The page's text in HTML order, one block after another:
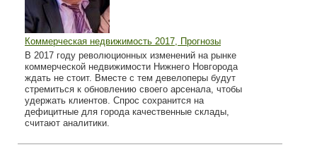
Коммерческая недвижимость 2017, Прогнозы
В 2017 году революционных изменений на рынке
коммерческой недвижимости Нижнего Новгорода
ждать не стоит. Вместе с тем девелоперы будут
стремиться к обновлению своего арсенала, чтобы
удержать клиентов. Спрос сохранится на
дефицитные для города качественные склады,
считают аналитики.